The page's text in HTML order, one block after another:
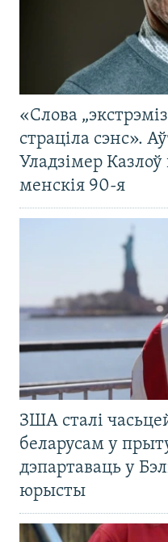
«Слова
страціла сэнс».
Уладзімер
менскія 90-я
ЗША сталі
беларусам у
дэпартаваць у
юрысты